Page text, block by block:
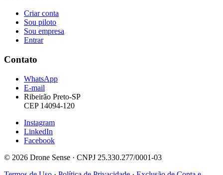
Criar conta
Sou piloto
Sou empresa
Entrar
Contato
WhatsApp
E-mail
Ribeirão Preto-SP
CEP 14094-120
Instagram
LinkedIn
Facebook
© 2026 Drone Sense · CNPJ 25.330.277/0001-03